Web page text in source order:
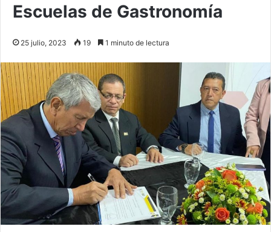
Escuelas de Gastronomía
25 julio, 2023 19 1 minuto de lectura